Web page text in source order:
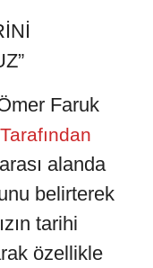
Faruk
Tarafından
alanda
belirterek
tarihi
özellikle